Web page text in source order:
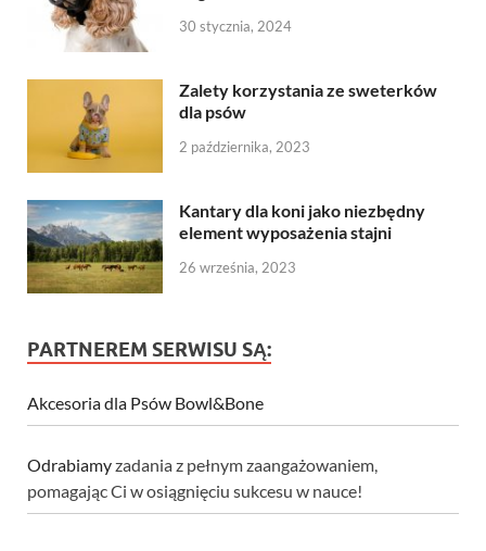
30 stycznia, 2024
Zalety korzystania ze sweterków
dla psów
2 października, 2023
Kantary dla koni jako niezbędny
element wyposażenia stajni
26 września, 2023
PARTNEREM SERWISU SĄ:
Akcesoria dla Psów Bowl&Bone
Odrabiamyzadania z pełnym zaangażowaniem,
pomagając Ci w osiągnięciu sukcesu w nauce!